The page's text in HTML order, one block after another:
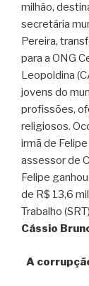
milhão,
secretária
Pereira,
para a ONG
Leopoldina
jovens do
profissões,
religiosos.
irmã de
assessor de
Felipe
de R$ 13,6
Trabalho
Cássio
A